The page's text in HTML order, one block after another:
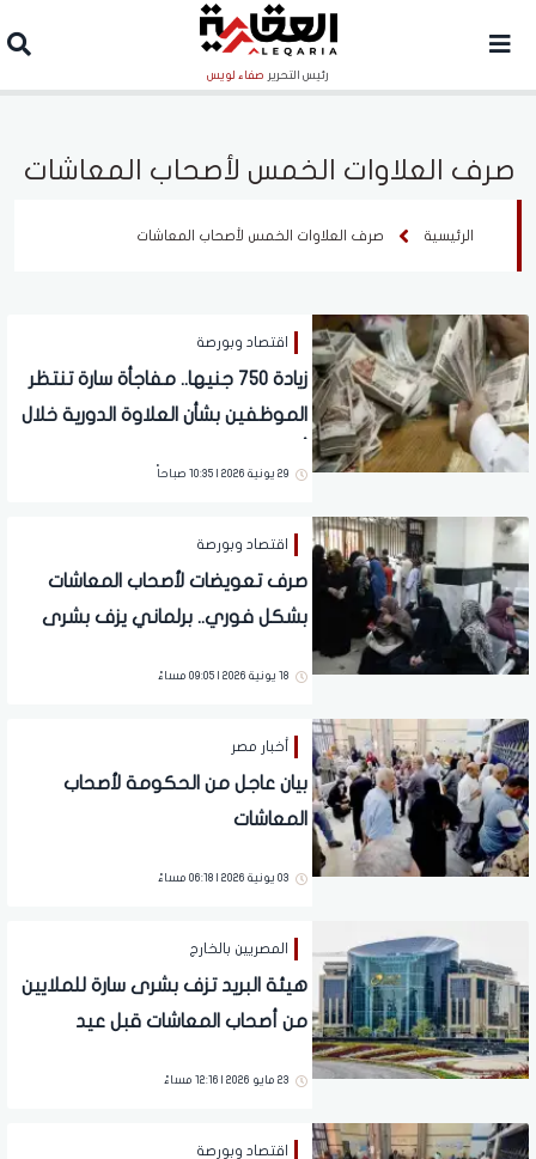
رئيس التحرير صفاء لويس
صرف العلاوات الخمس لأصحاب المعاشات
الرئيسية صرف العلاوات الخمس لأصحاب المعاشات
اقتصاد وبورصة
زيادة 750 جنيها.. مفاجأة سارة تنتظر
الموظفين بشأن العلاوة الدورية خلال
29 يونية 2026 | 10:35 صباحاً
اقتصاد وبورصة
صرف تعويضات لأصحاب المعاشات
بشكل فوري.. برلماني يزف بشرى
18 يونية 2026 | 09:05 مساءً
أخبار مصر
بيان عاجل من الحكومة لأصحاب
المعاشات
03 يونية 2026 | 06:18 مساءً
المصريين بالخارج
هيئة البريد تزف بشرى سارة للملايين
من أصحاب المعاشات قبل عيد
23 مايو 2026 | 12:16 مساءً
اقتصاد وبورصة